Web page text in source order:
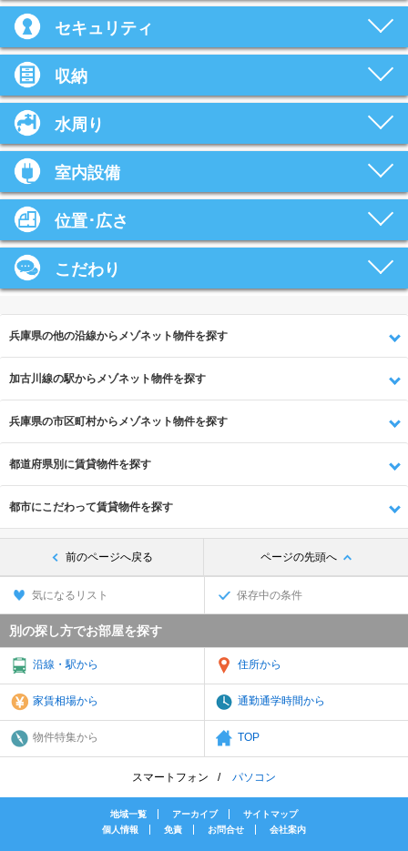
セキュリティ
収納
水周り
室内設備
位置･広さ
こだわり
兵庫県の他の沿線からメゾネット物件を探す
加古川線の駅からメゾネット物件を探す
兵庫県の市区町村からメゾネット物件を探す
都道府県別に賃貸物件を探す
都市にこだわって賃貸物件を探す
前のページへ戻る ページの先頭へ
気になるリスト 保存中の条件
別の探し方でお部屋を探す
沿線・駅から 住所から
家賃相場から 通勤通学時間から
物件特集から TOP
スマートフォン パソコン
地域一覧 アーカイブ
サイトマップ
個人情報
免責 お問合せ 会社案内